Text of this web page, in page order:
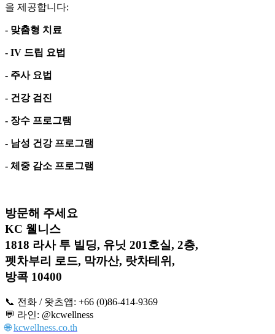
을 제공합니다:
- 맞춤형 치료
- IV 드립 요법
- 주사 요법
- 건강 검진
- 장수 프로그램
- 남성 건강 프로그램
- 체중 감소 프로그램
방문해 주세요
KC 웰니스
1818 라사 투 빌딩, 유닛 201호실, 2층,
펫차부리 로드, 막까산, 랏차테위,
방콕 10400
📞 전화 / 왓츠앱: +66 (0)86-414-9369
💬 라인: @kcwellness
🌐kcwellness.co.th